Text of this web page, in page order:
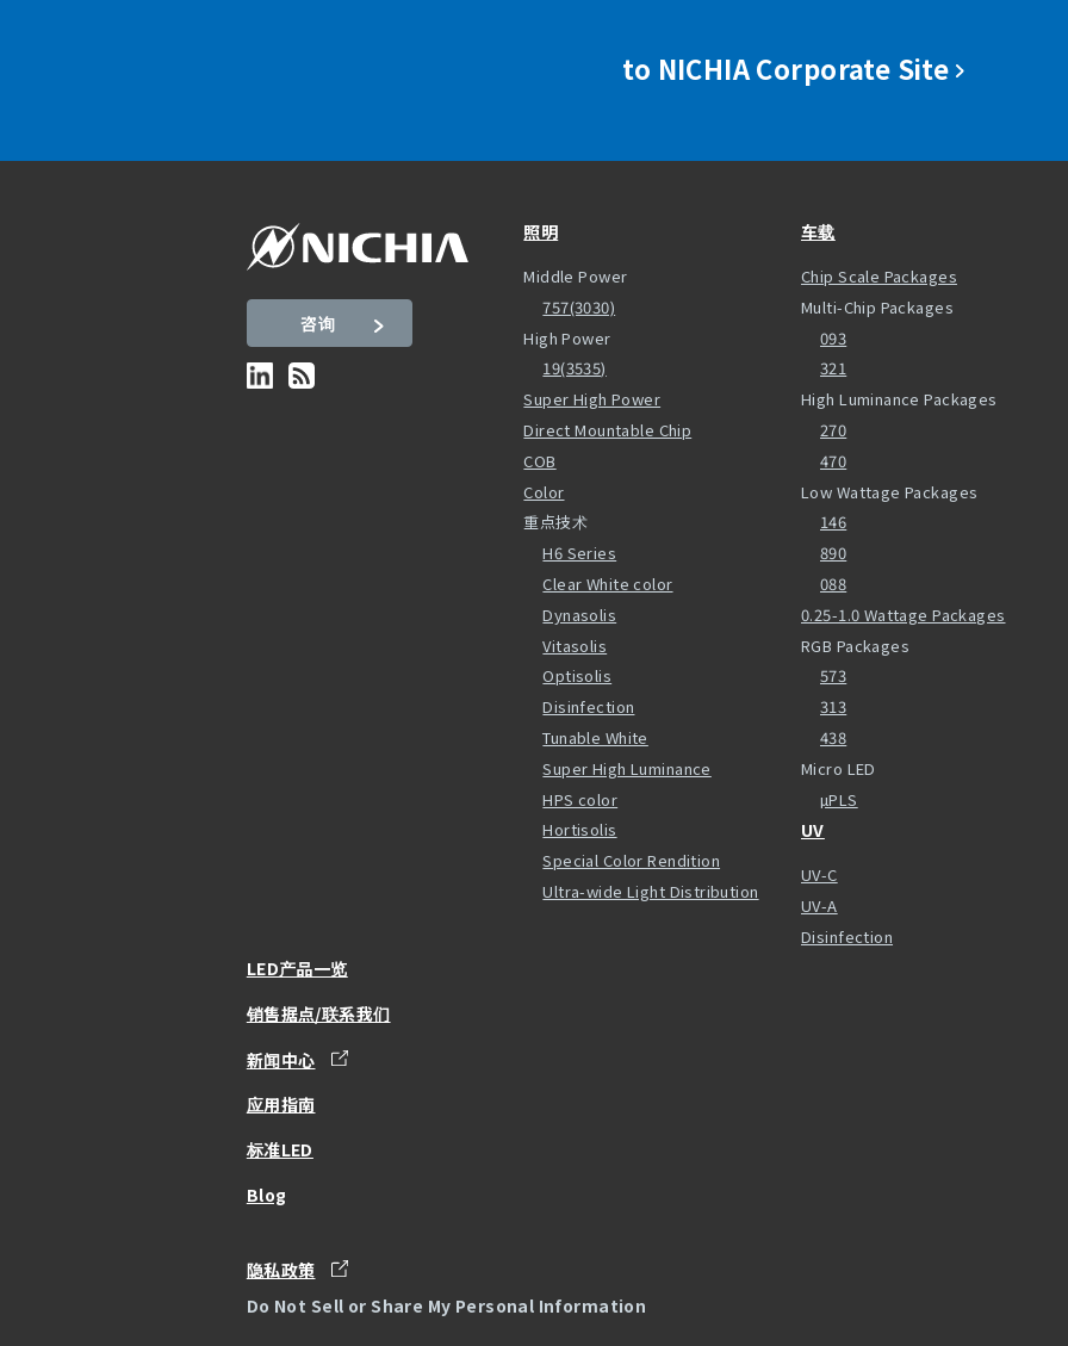
to NICHIA Corporate Site
咨询
照明
Middle Power
757(3030)
High Power
19(3535)
Super High Power
Direct Mountable Chip
COB
Color
重点技术
H6 Series
Clear White color
Dynasolis
Vitasolis
Optisolis
Disinfection
Tunable White
Super High Luminance
HPS color
Hortisolis
Special Color Rendition
Ultra-wide Light Distribution
车载
Chip Scale Packages
Multi-Chip Packages
093
321
High Luminance Packages
270
470
Low Wattage Packages
146
890
088
0.25-1.0 Wattage Packages
RGB Packages
573
313
438
Micro LED
µPLS
UV
UV-C
UV-A
Disinfection
LED产品一览
销售据点/联系我们
新闻中心
应用指南
标准LED
Blog
隐私政策
Do Not Sell or Share My Personal Information